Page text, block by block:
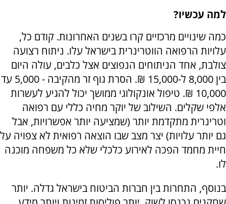
למה עכשיו?
כמה שינויים מרכזיים קרו בשנים האחרונות. קודם כל,
עלויות הרפואה הווטרינרית בישראל עלו. ניתוח רצועה
צולבת, אחד הניתוחים הנפוצים אצל כלבים, עולה היום
בין 8,000 ל-15,000 ₪. הסרת גוף זר מהקיבה - 5,000 עד
10,000 ₪. טיפול אונקולוגי ממושך יכול להגיע לעשרות
אלפי שקלים. השילוב של יוקר מחיה כללי עם רפואה
וטרינרית מתקדמת יותר (שמציעה יותר אפשרויות, אבל
גם יותר עלויות) יצר מצב שבו הוצאה רפואית לא צפויה על
חיית מחמד הפכה לאירוע כלכלי שלא כל משפחה מוכנה
לו.
בנוסף, התחרות בין חברות הביטוח בישראל גדלה. יותר